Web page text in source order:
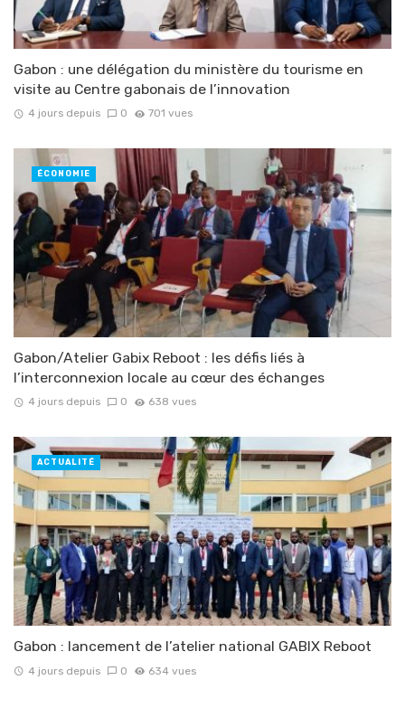
Gabon : une délégation du ministère du tourisme en
visite au Centre gabonais de l’innovation
4 jours depuis 0 701 vues
Gabon/Atelier Gabix Reboot : les défis liés à
l’interconnexion locale au cœur des échanges
4 jours depuis 0 638 vues
ÉCONOMIE
Gabon : lancement de l’atelier national GABIX Reboot
4 jours depuis 0 634 vues
ACTUALITÉ